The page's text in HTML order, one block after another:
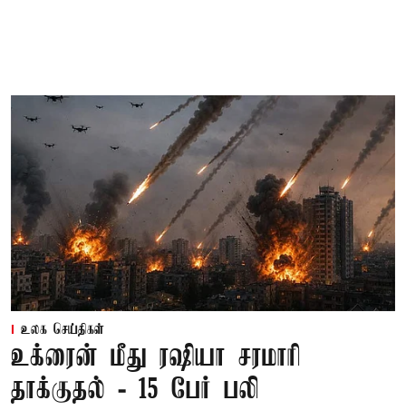
உலக செய்திகள்
உக்ரைன் மீது ரஷியா சரமாரி
தாக்குதல் - 15 பேர் பலி